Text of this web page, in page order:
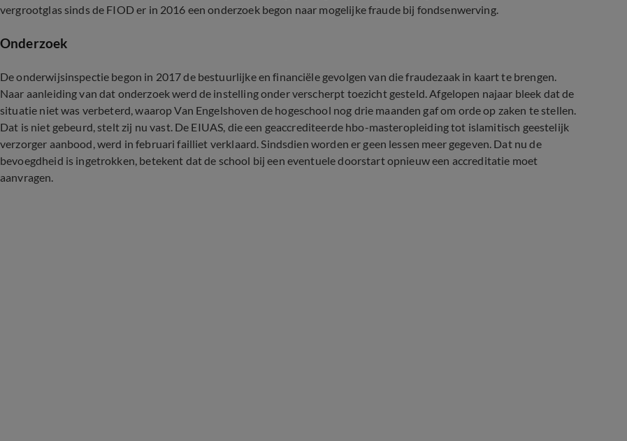
vergrootglas sinds de FIOD er in 2016 een onderzoek begon naar mogelijke fraude bij fondsenwerving.
Onderzoek
De onderwijsinspectie begon in 2017 de bestuurlijke en financiële gevolgen van die fraudezaak in kaart te brengen.
Naar aanleiding van dat onderzoek werd de instelling onder verscherpt toezicht gesteld. Afgelopen najaar bleek dat de
situatie niet was verbeterd, waarop Van Engelshoven de hogeschool nog drie maanden gaf om orde op zaken te stellen.
Dat is niet gebeurd, stelt zij nu vast. De EIUAS, die een geaccrediteerde hbo-masteropleiding tot islamitisch geestelijk
verzorger aanbood, werd in februari failliet verklaard. Sindsdien worden er geen lessen meer gegeven. Dat nu de
bevoegdheid is ingetrokken, betekent dat de school bij een eventuele doorstart opnieuw een accreditatie moet
aanvragen.